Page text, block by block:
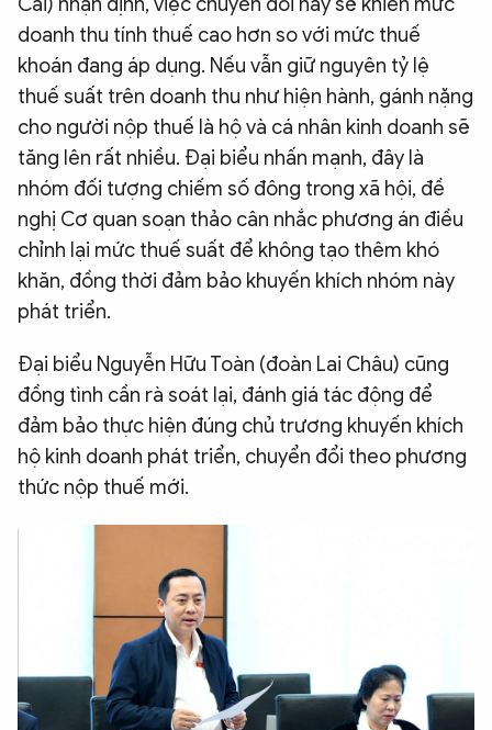
doanh thu tính thuế cao hơn so với mức thuế
khoán đang áp dụng. Nếu vẫn giữ nguyên tỷ lệ
thuế suất trên doanh thu như hiện hành, gánh nặng
cho người nộp thuế là hộ và cá nhân kinh doanh sẽ
tăng lên rất nhiều. Đại biểu nhấn mạnh, đây là
nhóm đối tượng chiếm số đông trong xã hội, đề
nghị Cơ quan soạn thảo cân nhắc phương án điều
chỉnh lại mức thuế suất để không tạo thêm khó
khăn, đồng thời đảm bảo khuyến khích nhóm này
phát triển.
Đại biểu Nguyễn Hữu Toàn (đoàn Lai Châu) cũng
đồng tình cần rà soát lại, đánh giá tác động để
đảm bảo thực hiện đúng chủ trương khuyến khích
hộ kinh doanh phát triển, chuyển đổi theo phương
thức nộp thuế mới.